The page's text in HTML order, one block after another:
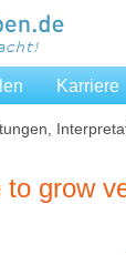
Karriere
to grow